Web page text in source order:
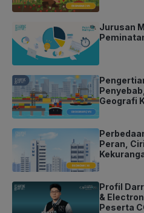
Jurusan
Geografi
Peran,
Profil
&
Peserta